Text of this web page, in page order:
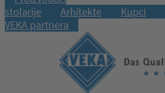
stolarije
Arhitekte Kupci
VEKA partnera